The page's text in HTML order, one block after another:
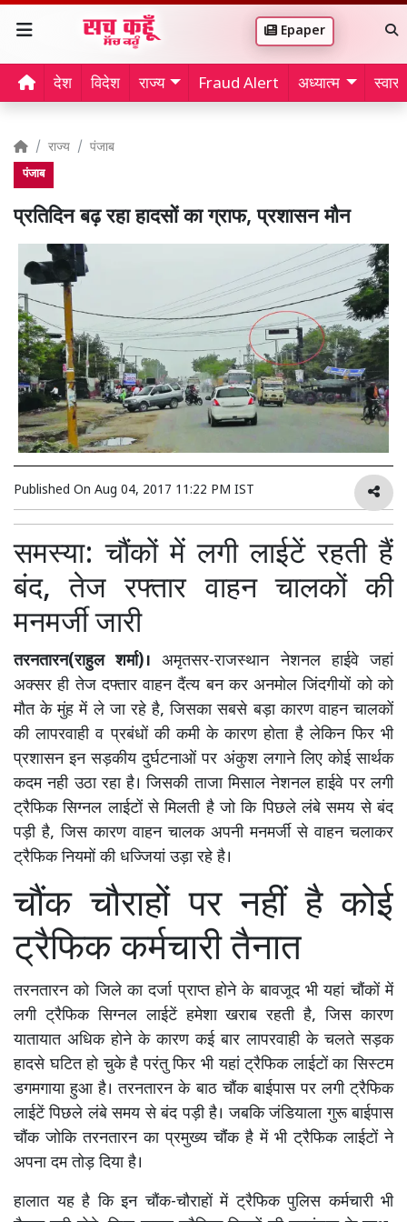
Epaper
देश विदेश राज्य Fraud Alert अध्यात्म
राज्य पंजाब
पंजाब
प्रतिदिन बढ़ रहा हादसों का ग्राफ, प्रशासन मौन
Published On Aug 04, 2017 11:22 PM IST
समस्या: चौंकों में लगी लाईटें रहती हैं
बंद, तेज रफ्तार वाहन चालकों की
मनमर्जी जारी
तरनतारन(राहुल शर्मा)। अमृतसर-राजस्थान नेशनल हाईवे जहां
अक्सर ही तेज दफ्तार वाहन दैंत्य बन कर अनमोल जिंदगीयों को को
मौत के मुंह में ले जा रहे है, जिसका सबसे बड़ा कारण वाहन चालकों
की लापरवाही व प्रबंधों की कमी के कारण होता है लेकिन फिर भी
प्रशासन इन सड़कीय दुर्घटनाओं पर अंकुश लगाने लिए कोई सार्थक
कदम नही उठा रहा है। जिसकी ताजा मिसाल नेशनल हाईवे पर लगी
ट्रैफिक सिग्नल लाईटों से मिलती है जो कि पिछले लंबे समय से बंद
पड़ी है, जिस कारण वाहन चालक अपनी मनमर्जी से वाहन चलाकर
ट्रैफिक नियमों की धज्जियां उड़ा रहे है।
चौंक चौराहों पर नहीं है कोई
ट्रैफिक कर्मचारी तैनात
तरनतारन को जिले का दर्जा प्राप्त होने के बावजूद भी यहां चौंकों में
लगी ट्रैफिक सिग्नल लाईटें हमेशा खराब रहती है, जिस कारण
यातायात अधिक होने के कारण कई बार लापरवाही के चलते सड़क
हादसे घटित हो चुके है परंतु फिर भी यहां ट्रैफिक लाईटों का सिस्टम
डगमगाया हुआ है। तरनतारन के बाठ चौंक बाईपास पर लगी ट्रैफिक
लाईटें पिछले लंबे समय से बंद पड़ी है। जबकि जंडियाला गुरू बाईपास
चौंक जोकि तरनतारन का प्रमुख्य चौंंक है में भी ट्रैफिक लाईटों ने
अपना दम तोड़ दिया है।
हालात यह है कि इन चौंक-चौराहों में ट्रैफिक पुलिस कर्मचारी भी